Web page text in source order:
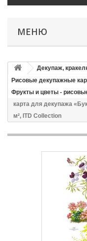
МЕНЮ
Декупаж,
Рисовые декупажные
Фрукты и цветы -
карта для декупажа
м², ITD Collection